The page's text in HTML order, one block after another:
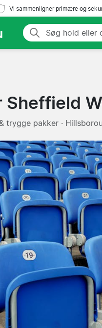
Vi sammenligner primære og
Sheffield
trygge pakker ·